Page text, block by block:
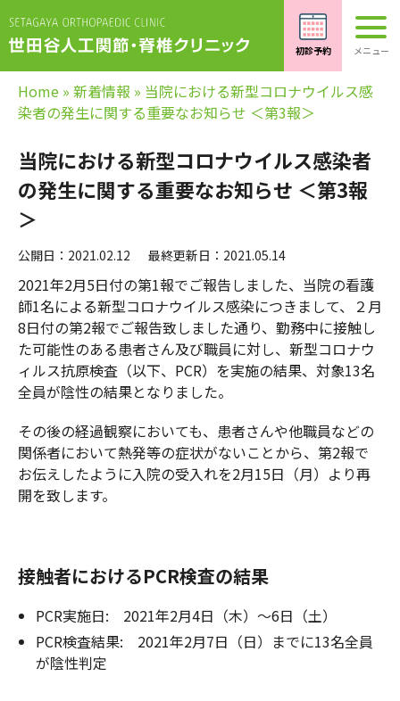
Home » 新着情報 » 当院における新型コロナウイルス感
染者の発生に関する重要なお知らせ ＜第3報＞
当院における新型コロナウイルス感染者
の発生に関する重要なお知らせ ＜第3報
＞
公開日：2021.02.12 最終更新日：2021.05.14
2021年2月5日付の第1報でご報告しました、当院の看護
師1名による新型コロナウイルス感染につきまして、２月
8日付の第2報でご報告致しました通り、勤務中に接触し
た可能性のある患者さん及び職員に対し、新型コロナウ
ィルス抗原検査（以下、PCR）を実施の結果、対象13名
全員が陰性の結果となりました。
その後の経過観察においても、患者さんや他職員などの
関係者において熱発等の症状がないことから、第2報で
お伝えしたように入院の受入れを2月15日（月）より再
開を致します。
接触者におけるPCR検査の結果
PCR実施日: 2021年2月4日（木）～6日（土）
PCR検査結果: 2021年2月7日（日）までに13名全員
が陰性判定